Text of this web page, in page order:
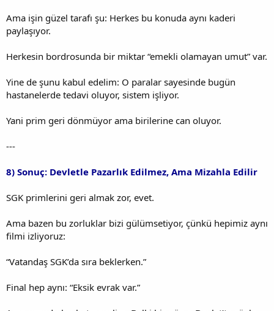
Ama işin güzel tarafı şu: Herkes bu konuda aynı kaderi
paylaşıyor.
Herkesin bordrosunda bir miktar “emekli olamayan umut” var.
Yine de şunu kabul edelim: O paralar sayesinde bugün
hastanelerde tedavi oluyor, sistem işliyor.
Yani prim geri dönmüyor ama birilerine can oluyor.
---
8) Sonuç: Devletle Pazarlık Edilmez, Ama Mizahla Edilir
SGK primlerini geri almak zor, evet.
Ama bazen bu zorluklar bizi gülümsetiyor, çünkü hepimiz aynı
filmi izliyoruz:
“Vatandaş SGK’da sıra beklerken.”
Final hep aynı: “Eksik evrak var.”